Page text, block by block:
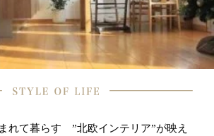
れて暮らす ”北欧インテリア”が映え